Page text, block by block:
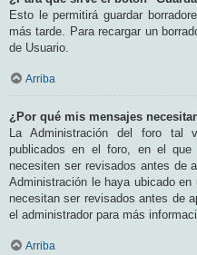
Esto le permitirá guardar
más tarde. Para recargar un
de Usuario.
Arriba
¿Por qué mis mensajes
La Administración del foro tal
publicados en el foro, en el que
necesiten ser revisados antes de
Administración le haya ubicado
necesitan ser revisados antes de
el administrador para más
Arriba